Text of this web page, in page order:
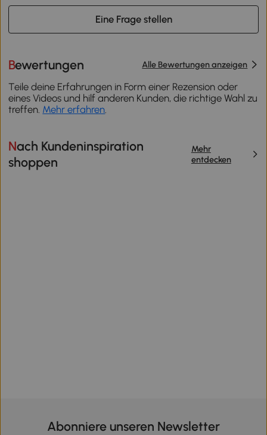
Eine Frage stellen
Bewertungen Alle Bewertungen anzeigen
Teile deine Erfahrungen in Form einer Rezension oder
eines Videos und hilf anderen Kunden, die richtige Wahl zu
treffen. Mehr erfahren
Nach Kundeninspiration
shoppen
Mehr
entdecken
Abonniere unseren Newsletter